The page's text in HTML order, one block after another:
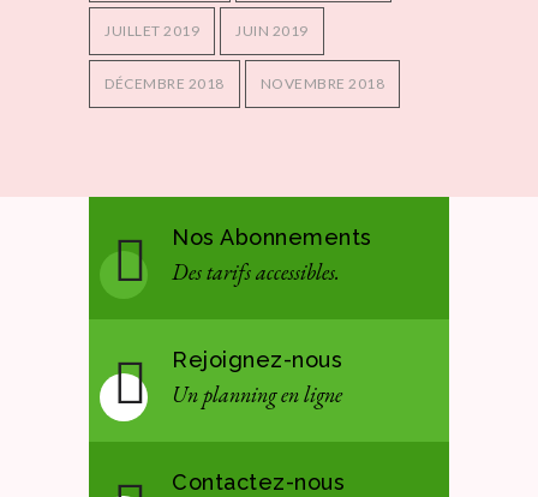
JUILLET 2019 JUIN 2019
DÉCEMBRE 2018 NOVEMBRE 2018
Nos Abonnements
Des tarifs accessibles.
Rejoignez-nous
Un planning en ligne
Contactez-nous